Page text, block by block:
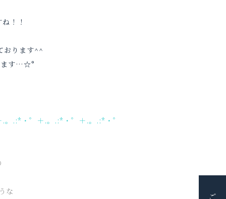
！！
おります^^
ます…☆°
.:*・゜＋.。.:*・゜＋.。.:*・゜
な